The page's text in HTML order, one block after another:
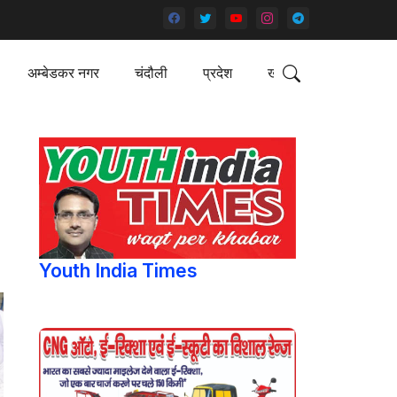
अम्बेडकर नगर चंदौली प्रदेश खेल
Youth India Times